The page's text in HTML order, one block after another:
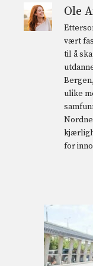
Ole
vært
til å
ulike
for